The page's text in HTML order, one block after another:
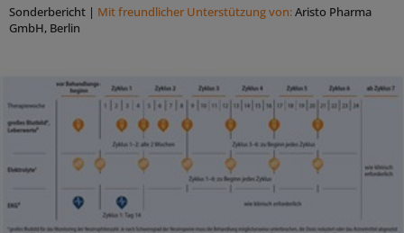
Sonderbericht | Mit freundlicher Unterstützung von:Aristo Pharma
GmbH, Berlin